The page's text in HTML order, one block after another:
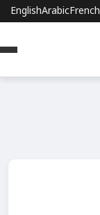
French
Arabic
English